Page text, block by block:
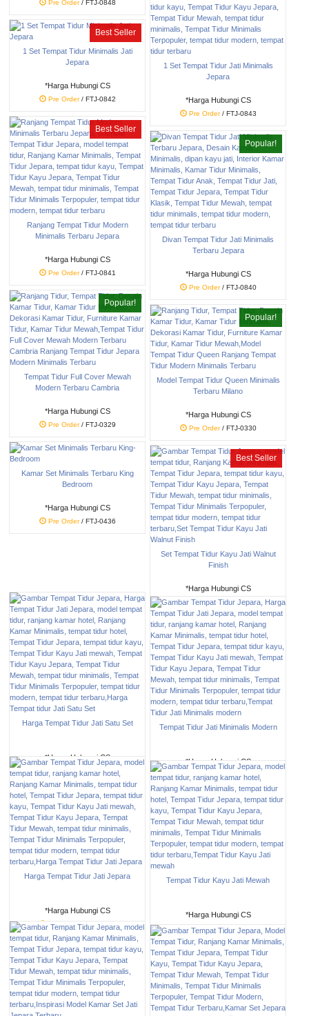
Pre Order/ FTJ-0848
1 Set Tempat Tidur Jati Minimalis
Jepara
*Harga Hubungi CS
Pre Order/ FTJ-0843
Best Seller
1 Set Tempat Tidur Minimalis Jati
Jepara
*Harga Hubungi CS
Pre Order/ FTJ-0842
Best Seller
Ranjang Tempat Tidur Modern
Minimalis Terbaru Jepara
*Harga Hubungi CS
Pre Order/ FTJ-0841
Popular!
Divan Tempat Tidur Jati Minimalis
Terbaru Jepara
*Harga Hubungi CS
Pre Order/ FTJ-0840
Popular!
Tempat Tidur Full Cover Mewah
Modern Terbaru Cambria
*Harga Hubungi CS
Pre Order/ FTJ-0329
Popular!
Model Tempat Tidur Queen Minimalis
Terbaru Milano
*Harga Hubungi CS
Pre Order/ FTJ-0330
Kamar Set Minimalis Terbaru King
Bedroom
*Harga Hubungi CS
Pre Order/ FTJ-0436
Best Seller
Set Tempat Tidur Kayu Jati Walnut
Finish
*Harga Hubungi CS
Pre Order/ FTJ-0435
Harga Tempat Tidur Jati Satu Set
*Harga Hubungi CS
Pre Order / FTJ-0410
Tempat Tidur Jati Minimalis Modern
*Harga Hubungi CS
Pre Order / FTJ-0409
Harga Tempat Tidur Jati Jepara
*Harga Hubungi CS
Pre Order/ FTJ-0408
Tempat Tidur Kayu Jati Mewah
*Harga Hubungi CS
Pre Order/ FTJ-0407